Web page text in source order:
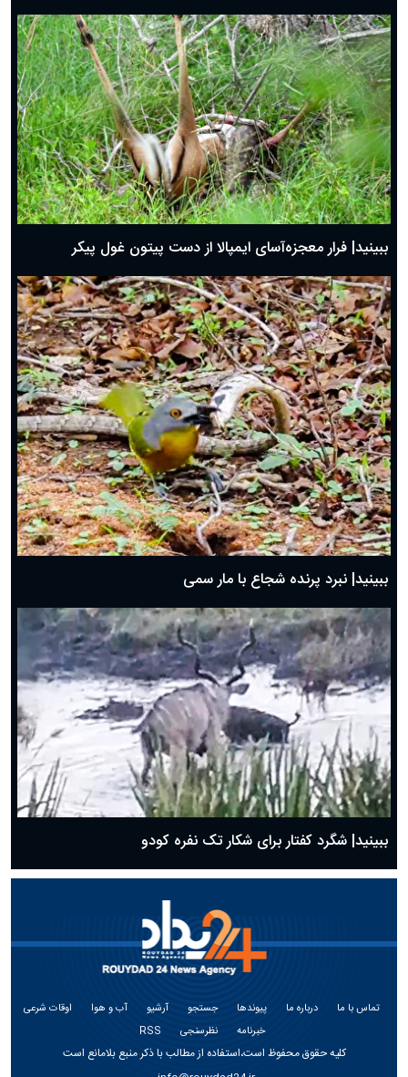
ببینید| فرار معجزه‌آسای ایمپالا از دست پیتون غول پیکر
ببینید| نبرد پرنده شجاع با مار سمی
ببینید| شگرد کفتار برای شکار تک نفره کودو
تماس با ما درباره ما پیوندها جستجو آرشیو آب و هوا
اوقات شرعی
خبرنامه
نظرسنجی RSS
کلیه حقوق محفوظ است،استفاده از مطالب با ذکر منبع بلامانع است